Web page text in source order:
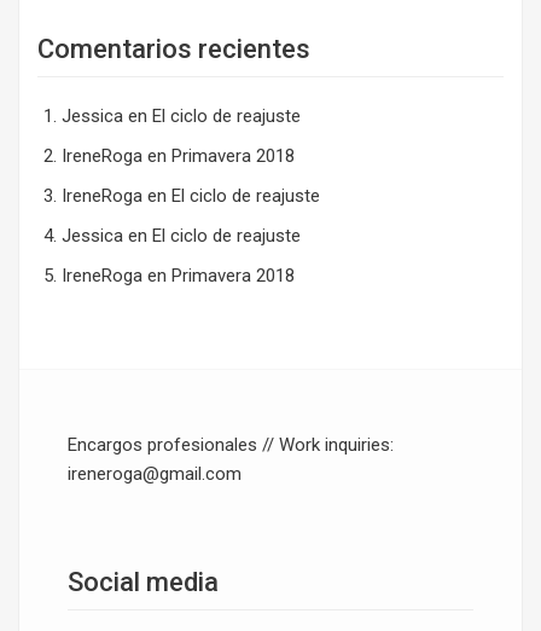
Comentarios recientes
Jessica en El ciclo de reajuste
IreneRoga en Primavera 2018
IreneRoga en El ciclo de reajuste
Jessica en El ciclo de reajuste
IreneRoga en Primavera 2018
Encargos profesionales // Work inquiries:
ireneroga@gmail.com
Social media